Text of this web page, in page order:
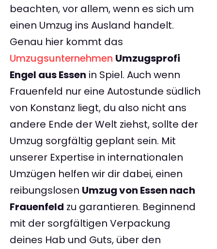
beachten, vor allem, wenn es sich um
einen Umzug ins Ausland handelt.
Genau hier kommt das
Umzugsunternehmen Umzugsprofi
Engel aus Essen in Spiel. Auch wenn
Frauenfeld nur eine Autostunde südlich
von Konstanz liegt, du also nicht ans
andere Ende der Welt ziehst, sollte der
Umzug sorgfältig geplant sein. Mit
unserer Expertise in internationalen
Umzügen helfen wir dir dabei, einen
reibungslosen Umzug von Essen nach
Frauenfeld zu garantieren. Beginnend
mit der sorgfältigen Verpackung
deines Hab und Guts, über den